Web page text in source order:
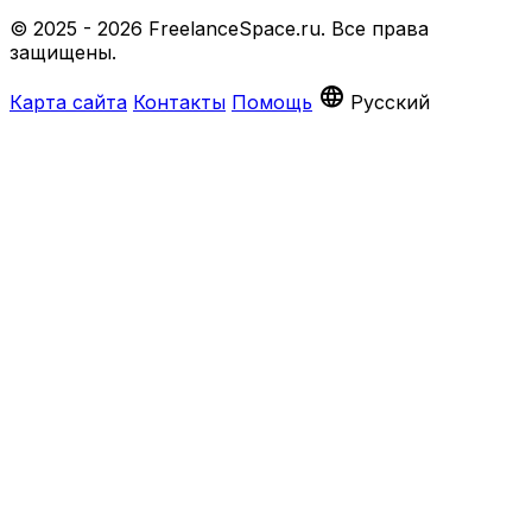
© 2025 - 2026 FreelanceSpace.ru. Все права
защищены.
Карта сайта Контакты Помощь language Русский